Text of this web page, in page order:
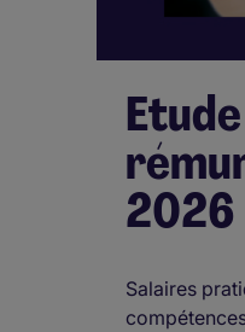
2026
Salaires